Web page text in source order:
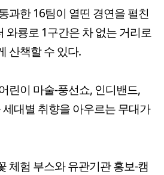
과한 16팀이 열띤 경연을 펼친
와룡로 1구간은 차 없는 거리로
산책할 수 있다.
린이 마술-풍선쇼, 인디밴드,
대별 취향을 아우르는 무대가
체험 부스와 유관기관 홍보-캠